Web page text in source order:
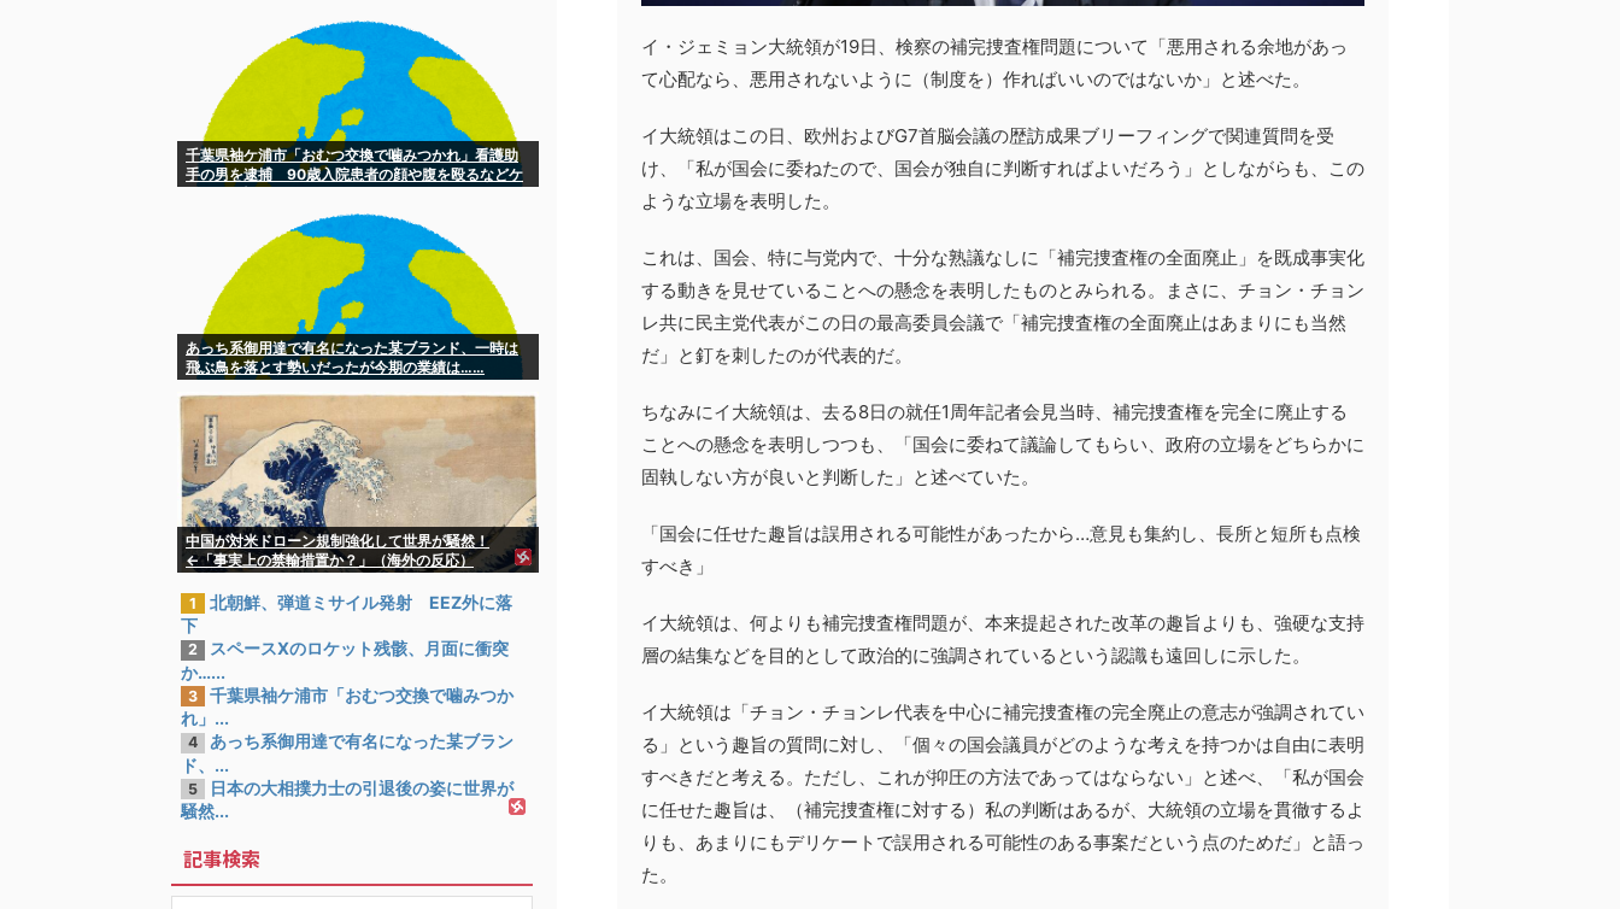
イ・ジェミョン大統領が19日、検察の補完捜査権問題について「悪用される余地があっ
て心配なら、悪用されないように（制度を）作ればいいのではないか」と述べた。
イ大統領はこの日、欧州およびG7首脳会議の歴訪成果ブリーフィングで関連質問を受
け、「私が国会に委ねたので、国会が独自に判断すればよいだろう」としながらも、この
ような立場を表明した。
これは、国会、特に与党内で、十分な熟議なしに「補完捜査権の全面廃止」を既成事実化
する動きを見せていることへの懸念を表明したものとみられる。まさに、チョン・チョン
レ共に民主党代表がこの日の最高委員会議で「補完捜査権の全面廃止はあまりにも当然
だ」と釘を刺したのが代表的だ。
ちなみにイ大統領は、去る8日の就任1周年記者会見当時、補完捜査権を完全に廃止する
ことへの懸念を表明しつつも、「国会に委ねて議論してもらい、政府の立場をどちらかに
固執しない方が良いと判断した」と述べていた。
「国会に任せた趣旨は誤用される可能性があったから…意見も集約し、長所と短所も点検
すべき」
イ大統領は、何よりも補完捜査権問題が、本来提起された改革の趣旨よりも、強硬な支持
層の結集などを目的として政治的に強調されているという認識も遠回しに示した。
イ大統領は「チョン・チョンレ代表を中心に補完捜査権の完全廃止の意志が強調されてい
る」という趣旨の質問に対し、「個々の国会議員がどのような考えを持つかは自由に表明
すべきだと考える。ただし、これが抑圧の方法であってはならない」と述べ、「私が国会
に任せた趣旨は、（補完捜査権に対する）私の判断はあるが、大統領の立場を貫徹するよ
りも、あまりにもデリケートで誤用される可能性のある事案だという点のためだ」と語っ
た。
千葉県袖ケ浦市「おむつ交換で噛みつかれ」看護助
手の男を逮捕 90歳入院患者の顔や腹を殴るなどケ
あっち系御用達で有名になった某ブランド、一時は
飛ぶ鳥を落とす勢いだったが今期の業績は……
中国が対米ドローン規制強化して世界が騒然！
←「事実上の禁輸措置か？」（海外の反応）
1
北朝鮮、弾道ミサイル発射 EEZ外に落
下
2
スペースXのロケット残骸、月面に衝突
か…...
3
千葉県袖ケ浦市「おむつ交換で噛みつか
れ」...
4
あっち系御用達で有名になった某ブラン
ド、...
5
日本の大相撲力士の引退後の姿に世界が
騒然...
記事検索